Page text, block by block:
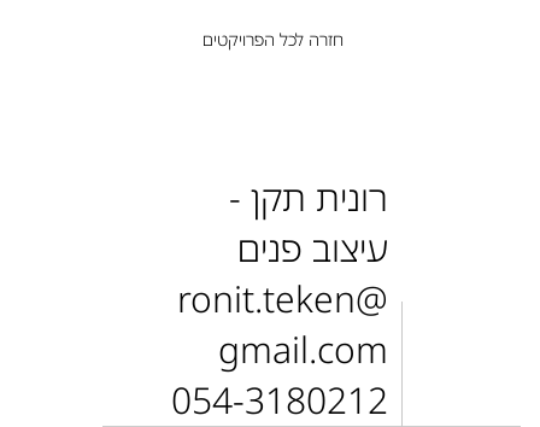
חזרה לכל הפרויקטים
רונית תקן -
עיצוב פנים
ronit.teken@
gmail.com
054-3180212